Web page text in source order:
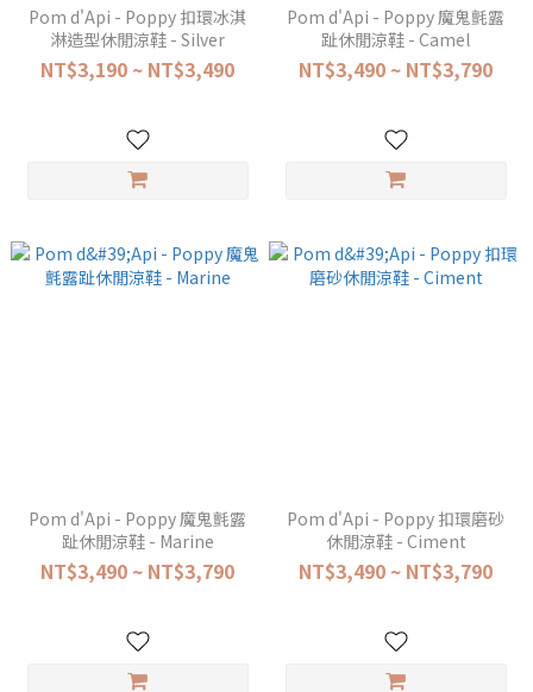
Pom d'Api - Poppy 扣環冰淇
淋造型休閒涼鞋 - Silver
NT$3,190 ~ NT$3,490
Pom d'Api - Poppy 魔鬼氈露
趾休閒涼鞋 - Camel
NT$3,490 ~ NT$3,790
Pom d'Api - Poppy 魔鬼氈露
趾休閒涼鞋 - Marine
NT$3,490 ~ NT$3,790
Pom d'Api - Poppy 扣環磨砂
休閒涼鞋 - Ciment
NT$3,490 ~ NT$3,790